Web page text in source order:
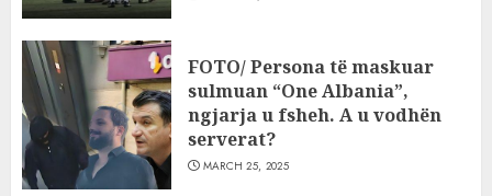
FOTO/ Persona të maskuar
sulmuan “One Albania”,
ngjarja u fsheh. A u vodhën
serverat?
MARCH 25, 2025